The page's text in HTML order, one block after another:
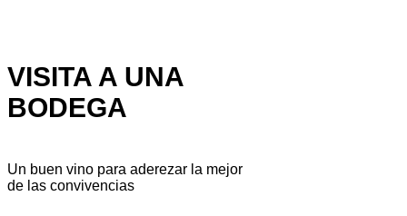
VISITA A UNA
BODEGA
Un buen vino para aderezar la mejor
de las convivencias